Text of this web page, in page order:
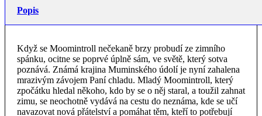
Popis
Když se Moomintroll nečekaně brzy probudí ze zimního
spánku, ocitne se poprvé úplně sám, ve světě, který sotva
poznává. Známá krajina Muminského údolí je nyní zahalena
mrazivým závojem Paní chladu. Mladý Moomintroll, který
zpočátku hledal někoho, kdo by se o něj staral, a toužil zahnat
zimu, se neochotně vydává na cestu do neznáma, kde se učí
navazovat nová přátelství a pomáhat těm, kteří to potřebují